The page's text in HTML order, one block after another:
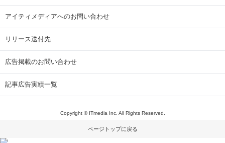
アイティメディアへのお問い合わせ
リリース送付先
広告掲載のお問い合わせ
記事広告実績一覧
Copyright © ITmedia Inc. All Rights Reserved.
ページトップに戻る